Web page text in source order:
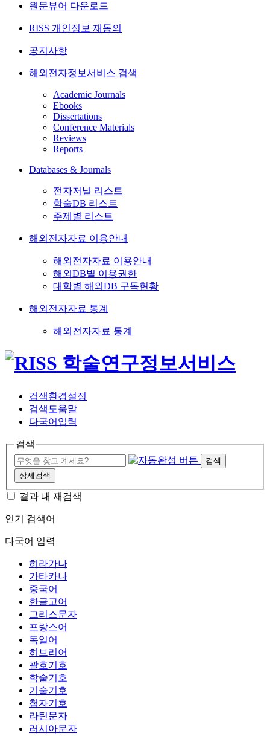
원문뷰어 다운로드
RISS 개인정보 재동의
공지사항
해외전자정보서비스 검색
Academic Journals
Ebooks
Dissertations
Conference Materials
Reviews
Reports
Databases & Journals
전자저널 리스트
학술DB 리스트
주제별 리스트
해외전자자료 이용안내
해외전자자료 이용안내
해외DB별 이용권한
대학별 해외DB 구독현황
해외전자자료 통계
해외전자자료 통계
검색환경설정
검색도움말
다국어입력
검색
검색
상세검색
결과 내 재검색
인기 검색어
다국어 입력
히라가나
가타카나
중국어
한글고어
그리스문자
프랑스어
독일어
히브리어
괄호기호
학술기호
기술기호
첨자기호
라틴문자
러시아문자